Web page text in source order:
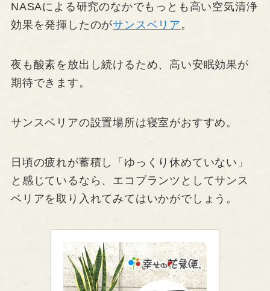
NASAによる研究のなかでもっとも高い空気清浄
効果を発揮したのがサンスベリア。
夜も酸素を放出し続けるため、高い安眠効果が
期待できます。
サンスベリアの設置場所は寝室がおすすめ。
日頃の疲れが蓄積し「ゆっくり休めていない」
と感じているなら、エコプランツとしてサンス
ベリアを取り入れてみてはいかがでしょう。